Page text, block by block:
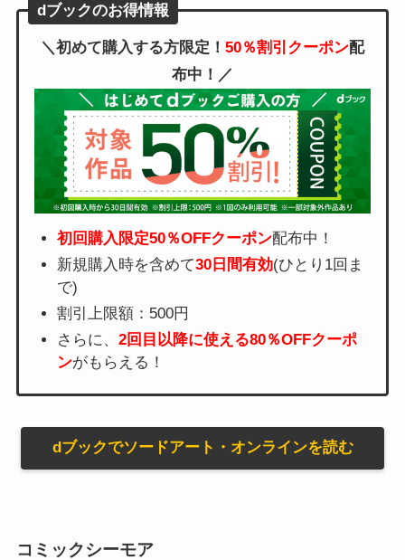
dブックのお得情報
＼初めて購入する方限定！ 50％割引クーポン配
布中！／
初回購入限定50％OFFクーポン配布中！
新規購入時を含めて30日間有効(ひとり1回ま
で)
割引上限額：500円
さらに、2回目以降に使える80％OFFクーポ
ンがもらえる！
dブックでソードアート・オンラインを読む
コミックシーモア